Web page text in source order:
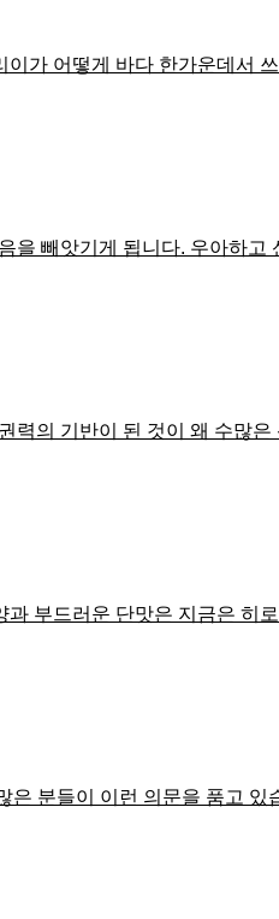
가 어떻게 바다 한가운데서
빼앗기게 됩니다. 우아하
의 기반이 된 것이 왜 수많
부드러운 단맛은 지금은 히
분들이 이런 의문을 품고